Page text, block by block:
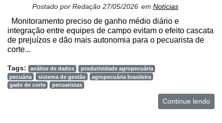
Postado por Redação 27/05/2026 em Notícias
Monitoramento preciso de ganho médio diário e
integração entre equipes de campo evitam o efeito cascata
de prejuízos e dão mais autonomia para o pecuarista de
corte...
Tags: análise de dados
produtividade agropecuária
pecuária
sistema de gestão
agropecuária brasileira
gado de corte
pecuaristas
Continue lendo